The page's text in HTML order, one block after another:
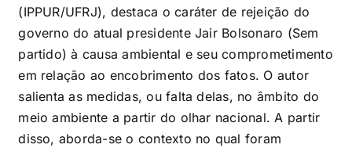
(IPPUR/UFRJ), destaca o caráter de rejeição do
governo do atual presidente Jair Bolsonaro (Sem
partido) à causa ambiental e seu comprometimento
em relação ao encobrimento dos fatos. O autor
salienta as medidas, ou falta delas, no âmbito do
meio ambiente a partir do olhar nacional. A partir
disso, aborda-se o contexto no qual foram